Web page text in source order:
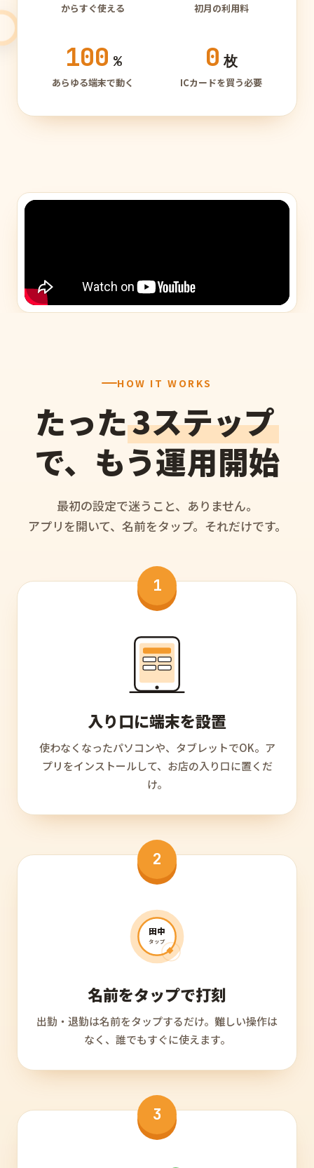
からすぐ使える 初月の利用料
100 %
あらゆる端末で動く
0 枚
ICカードを買う必要
HOW IT WORKS
たった3ステップ
で、もう運用開始
最初の設定で迷うこと、ありません。
アプリを開いて、名前をタップ。それだけです。
1
入り口に端末を設置
使わなくなったパソコンや、タブレットでOK。ア
プリをインストールして、お店の入り口に置くだ
け。
2
田中
タップ
名前をタップで打刻
出勤・退勤は名前をタップするだけ。難しい操作は
なく、誰でもすぐに使えます。
3